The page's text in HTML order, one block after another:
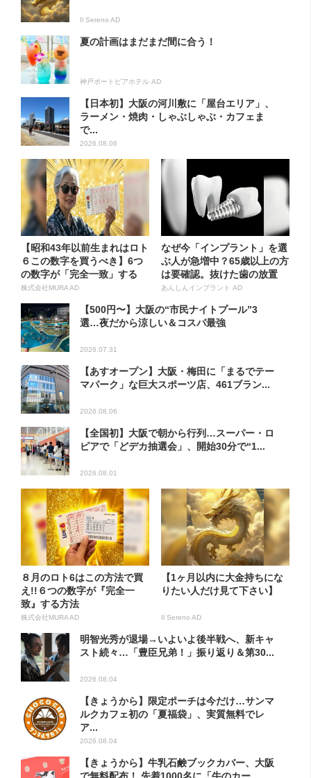
Il Sereno AD
夏の計画はまだまだ間に合う！
神戸ポートピアホテル AD
【日本初】大阪の河川敷に「屋台エリア」、
ラーメン・焼肉・しゃぶしゃぶ・カフェま
で...
2026.08.06
【昭和43年以前生まれはロト
６この数字を買うべき】6つ
の数字が「完全一致」する
方...
株式会社MURA AD
なぜ今「インプラント」を選
ぶ人が急増中？65歳以上の方
は要確認。抜けた歯の放置
は...
あんしんインプラント AD
【500円〜】大阪の“市民ナイトプール”3
選…夜だから涼しい＆コスパ最強
2026.07.31
【あすオープン】大阪・梅田に「まるでテー
マパーク」な巨大スポーツ店、461ブラン...
2026.08.06
【全国初】大阪で朝から行列…スーパー・ロ
ピアで「どデカ抽選会」、開始30分で“1...
2026.08.01
８月のロト6はこの方法で買
え!!６つの数字が『完全一
致』する方法
株式会社MURA AD
【1ヶ月以内に大金持ちにな
りたい人だけ見て下さい】
Il Sereno AD
明智光秀が退場→いよいよ後半戦へ、新キャ
スト続々…「豊臣兄弟！」振り返り＆第30...
2026.08.04
【きょうから】限定ポーチは今だけ…サンマ
ルクカフェ初の「夏福袋」、実質無料でレ
ア...
2026.08.04
【きょうから】牛乳石鹸ブックカバー、大阪